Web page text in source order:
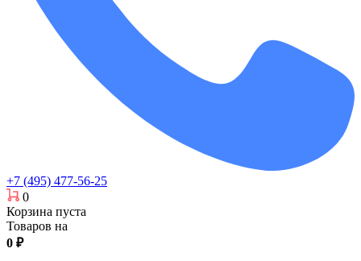
+7 (495) 477-56-25
0
Корзина пуста
Товаров на
0 ₽